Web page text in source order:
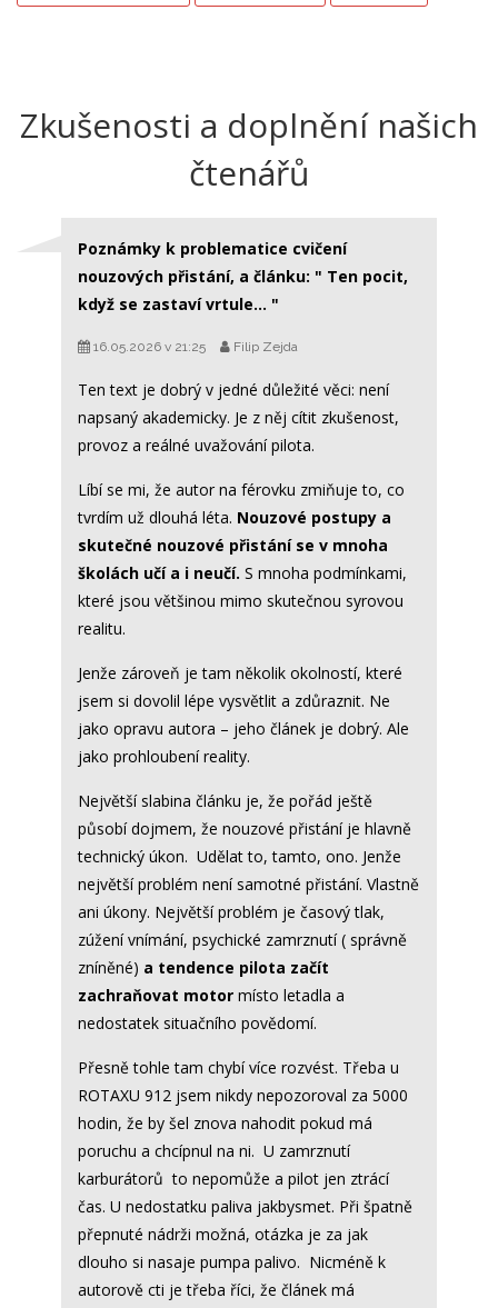
Zkušenosti a doplnění našich
čtenářů
Poznámky k problematice cvičení
nouzových přistání, a článku: " Ten pocit,
když se zastaví vrtule… "
16.05.2026 v 21:25 Filip Zejda
Ten text je dobrý v jedné důležité věci: není
napsaný akademicky. Je z něj cítit zkušenost,
provoz a reálné uvažování pilota.
Líbí se mi, že autor na férovku zmiňuje to, co
tvrdím už dlouhá léta. Nouzové postupy a
skutečné nouzové přistání se v mnoha
školách učí a i neučí. S mnoha podmínkami,
které jsou většinou mimo skutečnou syrovou
realitu.
Jenže zároveň je tam několik okolností, které
jsem si dovolil lépe vysvětlit a zdůraznit. Ne
jako opravu autora – jeho článek je dobrý. Ale
jako prohloubení reality.
Největší slabina článku je, že pořád ještě
působí dojmem, že nouzové přistání je hlavně
technický úkon. Udělat to, tamto, ono. Jenže
největší problém není samotné přistání. Vlastně
ani úkony. Největší problém je časový tlak,
zúžení vnímání, psychické zamrznutí ( správně
zníněné) a tendence pilota začít
zachraňovat motor místo letadla a
nedostatek situačního povědomí.
Přesně tohle tam chybí více rozvést. Třeba u
ROTAXU 912 jsem nikdy nepozoroval za 5000
hodin, že by šel znova nahodit pokud má
poruchu a chcípnul na ni. U zamrznutí
karburátorů to nepomůže a pilot jen ztrácí
čas. U nedostatku paliva jakbysmet. Při špatně
přepnuté nádrži možná, otázka je za jak
dlouho si nasaje pumpa palivo. Nicméně k
autorově cti je třeba říci, že článek má